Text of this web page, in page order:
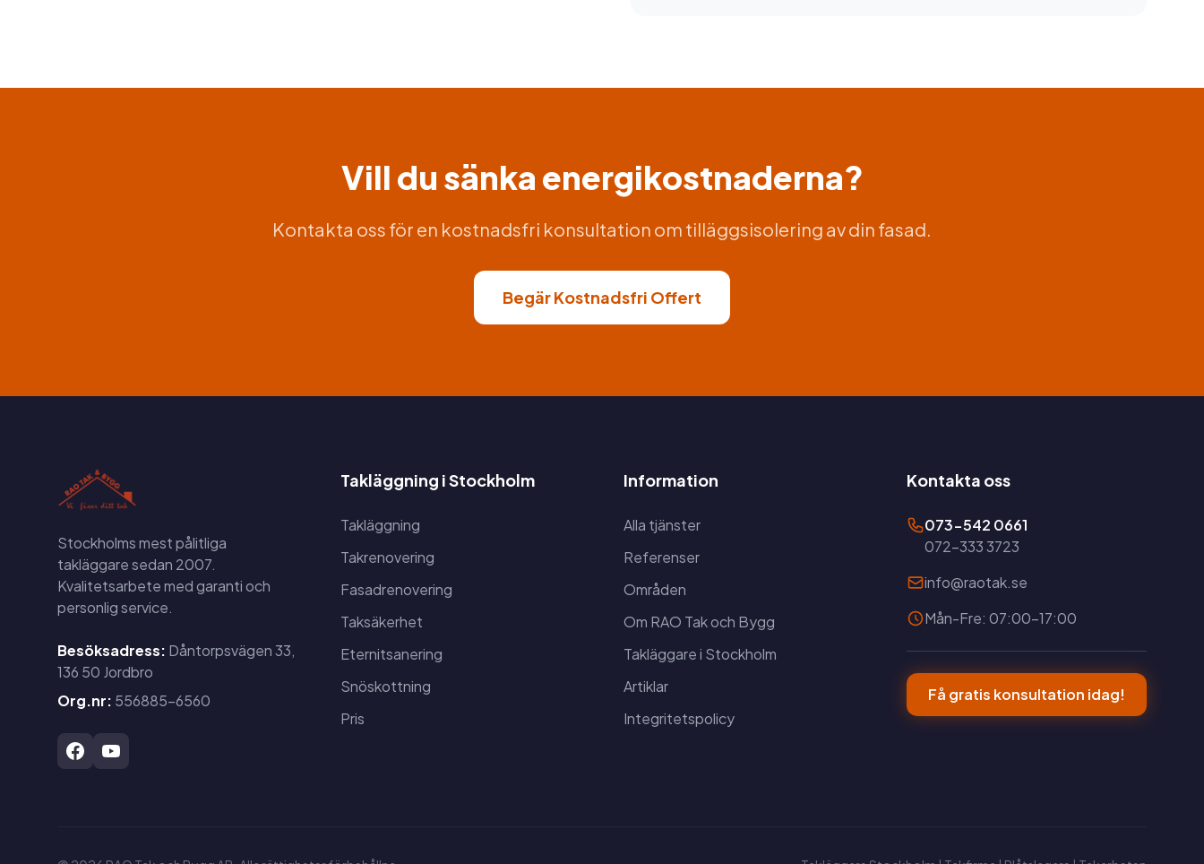
Vill du sänka energikostnaderna?
Kontakta oss för en kostnadsfri konsultation om tilläggsisolering av din fasad.
Begär Kostnadsfri Offert
Stockholms mest pålitliga
takläggare sedan 2007.
Kvalitetsarbete med garanti och
personlig service.
Besöksadress: Dåntorpsvägen 33,
136 50 Jordbro
Org.nr: 556885-6560
Takläggning i Stockholm
Takläggning
Takrenovering
Fasadrenovering
Taksäkerhet
Eternitsanering
Snöskottning
Pris
Information
Alla tjänster
Referenser
Områden
Om RAO Tak och Bygg
Takläggare i Stockholm
Artiklar
Integritetspolicy
Kontakta oss
073-542 0661
072-333 3723
info@raotak.se
Mån-Fre: 07:00-17:00
Få gratis konsultation idag!